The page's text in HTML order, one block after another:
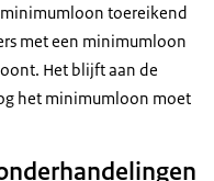
toereikend
met een minimumloon
Het blijft aan de
het minimumloon moet